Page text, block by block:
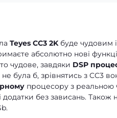
Teyes CC3 2Kбуде чудовим
абсолютно нові
чудове, завдяки DSP
була б, зрівнятись з CC3
процесору з реальною
додатки без зависань. Також